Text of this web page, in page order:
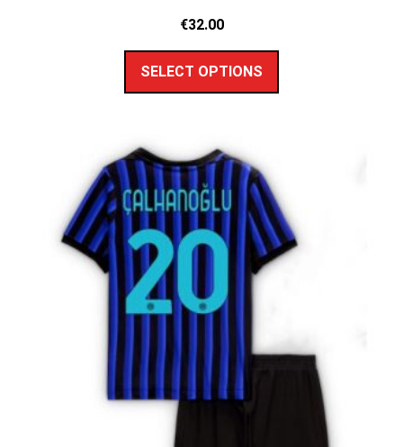
€32.00
SELECT OPTIONS